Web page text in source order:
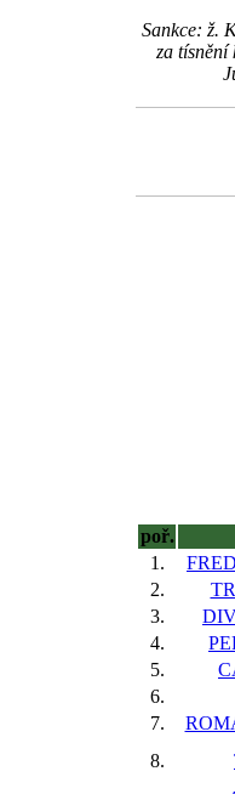
Sankce: ž.
za tísnění
poř.
1.
2.
3.
4.
5.
6.
7.
8.